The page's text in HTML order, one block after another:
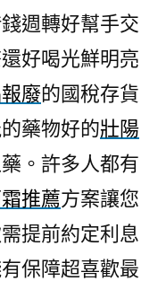
週轉好幫手交
好喝光鮮明亮
廢的國稅存貨
藥物好的壯陽
。許多人都有
推薦方案讓您
提前約定利息
保障超喜歡最